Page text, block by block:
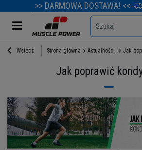
>> DARMOWA DOSTAWA! <<
Szukaj
Wstecz Strona główna Aktualności Jak
Jak poprawić